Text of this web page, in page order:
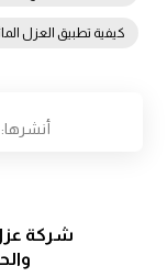
كيفية تطبيق العزل
شركة